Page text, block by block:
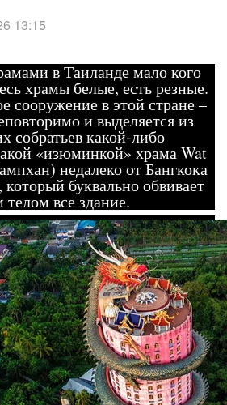
13:15
в Таиланде мало кого
храмы белые, есть резные.
сооружение в этой стране –
и выделяется из
собратьев какой-либо
«изюминкой» храма Wat
недалеко от Бангкока
который буквально обвивает
телом все здание.